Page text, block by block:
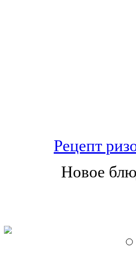
Рецепт
Новое